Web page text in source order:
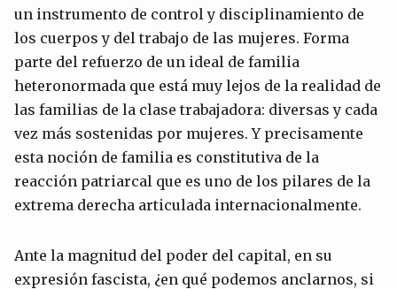
un instrumento de control y disciplinamiento de
los cuerpos y del trabajo de las mujeres. Forma
parte del refuerzo de un ideal de familia
heteronormada que está muy lejos de la realidad de
las familias de la clase trabajadora: diversas y cada
vez más sostenidas por mujeres. Y precisamente
esta noción de familia es constitutiva de la
reacción patriarcal que es uno de los pilares de la
extrema derecha articulada internacionalmente.
Ante la magnitud del poder del capital, en su
expresión fascista, ¿en qué podemos anclarnos, si